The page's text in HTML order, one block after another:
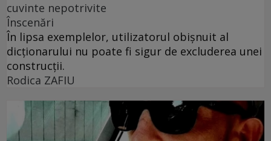
cuvinte nepotrivite
Înscenări
În lipsa exemplelor, utilizatorul obișnuit al
dicționarului nu poate fi sigur de excluderea unei
construcții.
Rodica ZAFIU